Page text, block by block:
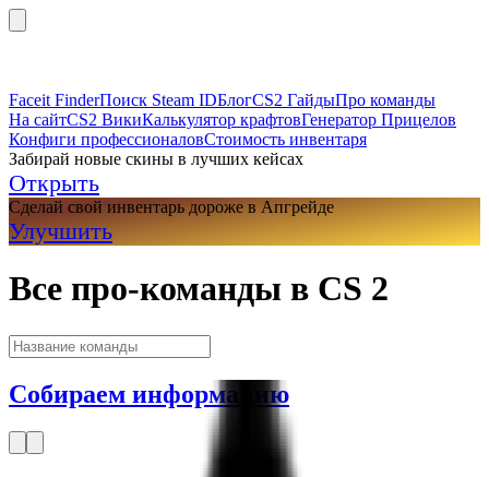
Faceit FinderПоиск Steam IDБлогCS2 ГайдыПро команды
На сайтCS2 ВикиКалькулятор крафтовГенератор Прицелов
Конфиги профессионаловСтоимость инвентаря
Забирай новые скины в лучших кейсах
Открыть
Сделай свой инвентарь дороже в Апгрейде
Улучшить
Все про-команды в CS 2
Собираем информацию